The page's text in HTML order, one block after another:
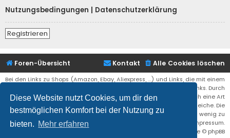
Diese Website nutzt Cookies, um dir den
bestmöglichen Komfort bei der Nutzung zu
bieten. Mehr erfahren
Nutzungsbedingungen
Datenschutzerklärung
Registrieren
Foren-Übersicht Alle Cookies löschen
Kontakt
Bei den Links zu Shops (Amazon, Ebay, Aliexpress, ...) und Links, die mit einem
Stern (*) markiert sind, kann es sich um sogenannte Affiliate Links. Durch
den Kauf eines Produktes über einen Affiliate Link erhälte ich eine Art
Umsatzbeteiligung gutgeschrieben. Für euch bleibt der Preis der gleiche. Die
Einnahmen helfen die Hostgebühren für diese Webseite ein wenig zu
reduzieren. Siehe auch das Impressum.
® Forum Software © phpBB